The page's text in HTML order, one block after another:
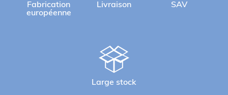
Fabrication
européenne
Livraison SAV
Large stock